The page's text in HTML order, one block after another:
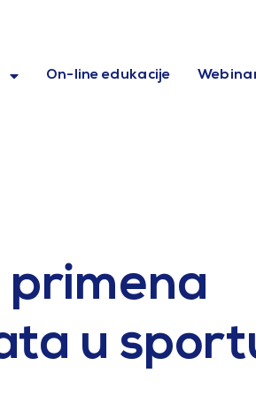
On-line edukacije
primena
u